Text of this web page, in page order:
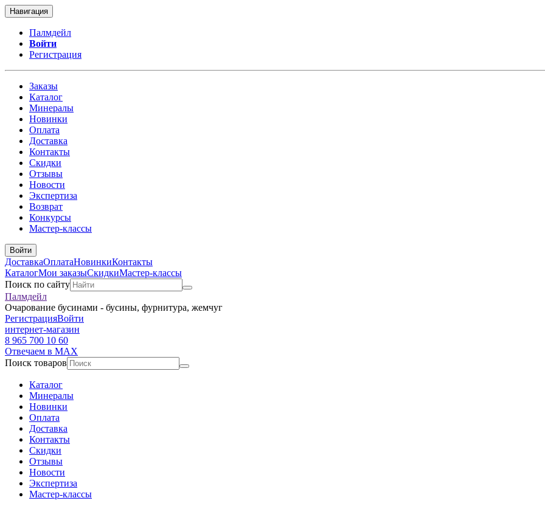
Навигация
Палмдейл
Войти
Регистрация
Заказы
Каталог
Минералы
Новинки
Оплата
Доставка
Контакты
Скидки
Отзывы
Новости
Экспертиза
Возврат
Конкурсы
Мастер-классы
Войти
ДоставкаОплатаНовинкиКонтакты
КаталогМои заказыСкидкиМастер-классы
Поиск по сайту
Палмдейл
Очарование бусинами - бусины, фурнитура, жемчуг
РегистрацияВойти
интернет-магазин
8 965 700 10 60
Отвечаем в MAX
Поиск товаров
Каталог
Минералы
Новинки
Оплата
Доставка
Контакты
Скидки
Отзывы
Новости
Экспертиза
Мастер-классы